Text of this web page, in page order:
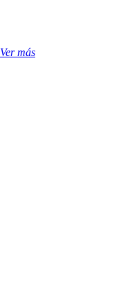
Ver más